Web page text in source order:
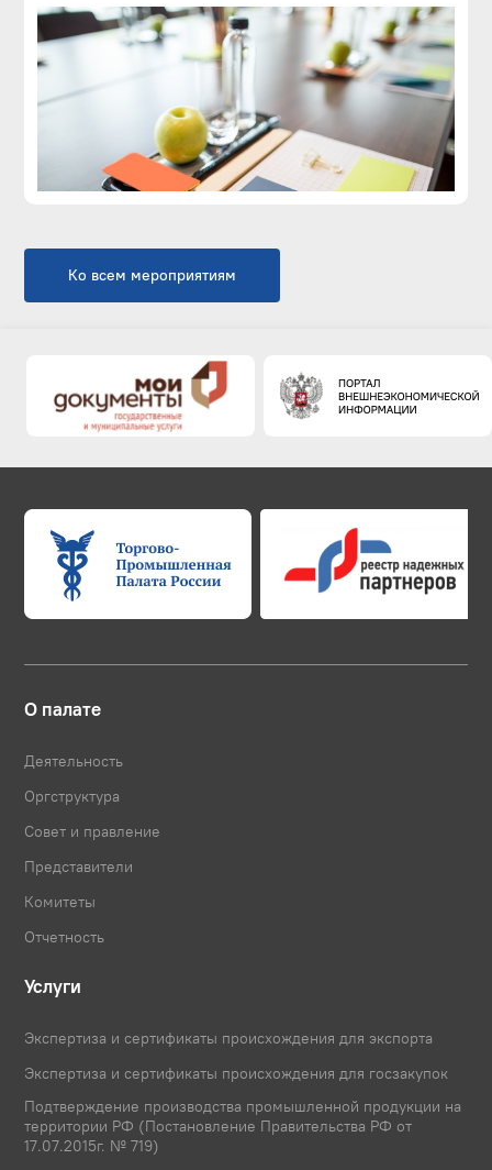
Ко всем мероприятиям
О палате
Деятельность
Оргструктура
Совет и правление
Представители
Комитеты
Отчетность
Услуги
Экспертиза и сертификаты происхождения для экспорта
Экспертиза и сертификаты происхождения для госзакупок
Подтверждение производства промышленной продукции на
территории РФ (Постановление Правительства РФ от
17.07.2015г. № 719)